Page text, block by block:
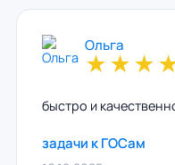
Ольга
★★★
быстро и
задачи к ГОСам